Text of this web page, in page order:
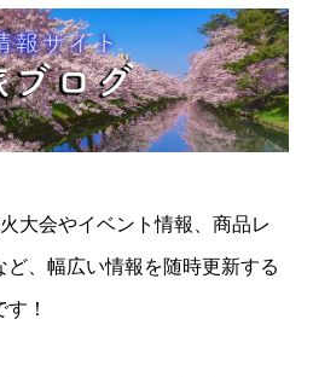
大会やイベント情報、商品レ
ど、幅広い情報を随時更新する
！